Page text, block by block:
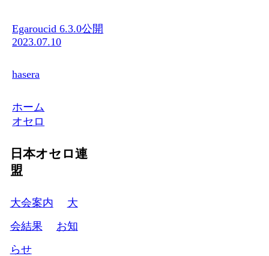
Egaroucid 6.3.0公開
2023.07.10
hasera
ホーム
オセロ
日本オセロ連
盟
大会案内
大
会結果
お知
らせ